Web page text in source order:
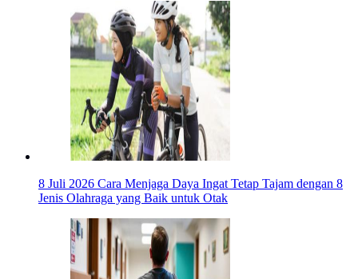
8 Juli 2026 Cara Menjaga Daya Ingat Tetap Tajam dengan 8
Jenis Olahraga yang Baik untuk Otak